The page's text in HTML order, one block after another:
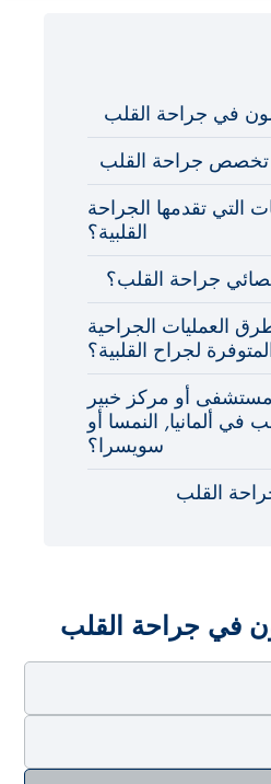
في جراحة القلب
جراحة القلب
التي تقدمها الجراحة
القلبية؟
جراحة القلب؟
العمليات الجراحية
المتوفرة لجراح القلبية؟
مستشفى أو مركز خبير
في ألمانيا, النمسا أو
سويسرا؟
القلب
في جراحة القلب